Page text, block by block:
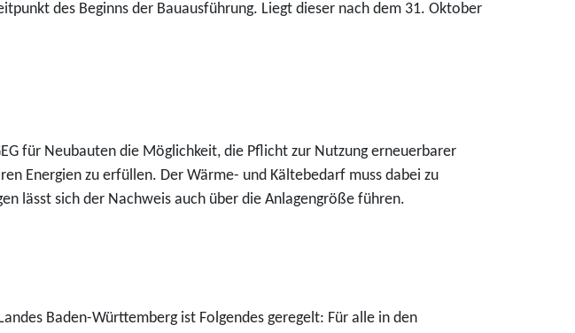
des Beginns der Bauausführung. Liegt dieser nach dem 31. Oktober
für Neubauten die Möglichkeit, die Pflicht zur Nutzung erneuerbarer
Energien zu erfüllen. Der Wärme- und Kältebedarf muss dabei zu
lässt sich der Nachweis auch über die Anlagengröße führen.
Baden-Württemberg ist Folgendes geregelt: Für alle in den